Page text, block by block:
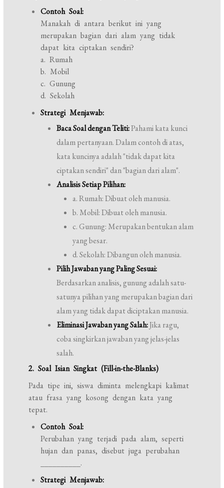
Contoh Soal:
Manakah di antara berikut ini yang
merupakan bagian dari alam yang tidak
dapat kita ciptakan sendiri?
a. Rumah
b. Mobil
c. Gunung
d. Sekolah
Strategi Menjawab:
Baca Soal dengan Teliti:Pahami kata kunci
dalam pertanyaan. Dalam contoh di atas,
kata kuncinya adalah "tidak dapat kita
ciptakan sendiri" dan "bagian dari alam".
Analisis Setiap Pilihan:
a. Rumah: Dibuat oleh manusia.
b. Mobil: Dibuat oleh manusia.
c. Gunung: Merupakan bentukan alam
yang besar.
d. Sekolah: Dibangun oleh manusia.
Pilih Jawaban yang Paling Sesuai:
Berdasarkan analisis, gunung adalah satu-
satunya pilihan yang merupakan bagian dari
alam yang tidak dapat diciptakan manusia.
Eliminasi Jawaban yang Salah:Jika ragu,
coba singkirkan jawaban yang jelas-jelas
salah.
2. Soal Isian Singkat (Fill-in-the-Blanks)
Pada tipe ini, siswa diminta melengkapi kalimat
atau frasa yang kosong dengan kata yang
tepat.
Contoh Soal:
Perubahan yang terjadi pada alam, seperti
hujan dan panas, disebut juga perubahan
__________.
Strategi Menjawab: